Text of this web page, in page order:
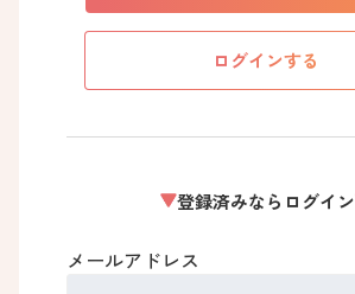
ログインする
登録済みならログイン
メールアドレス